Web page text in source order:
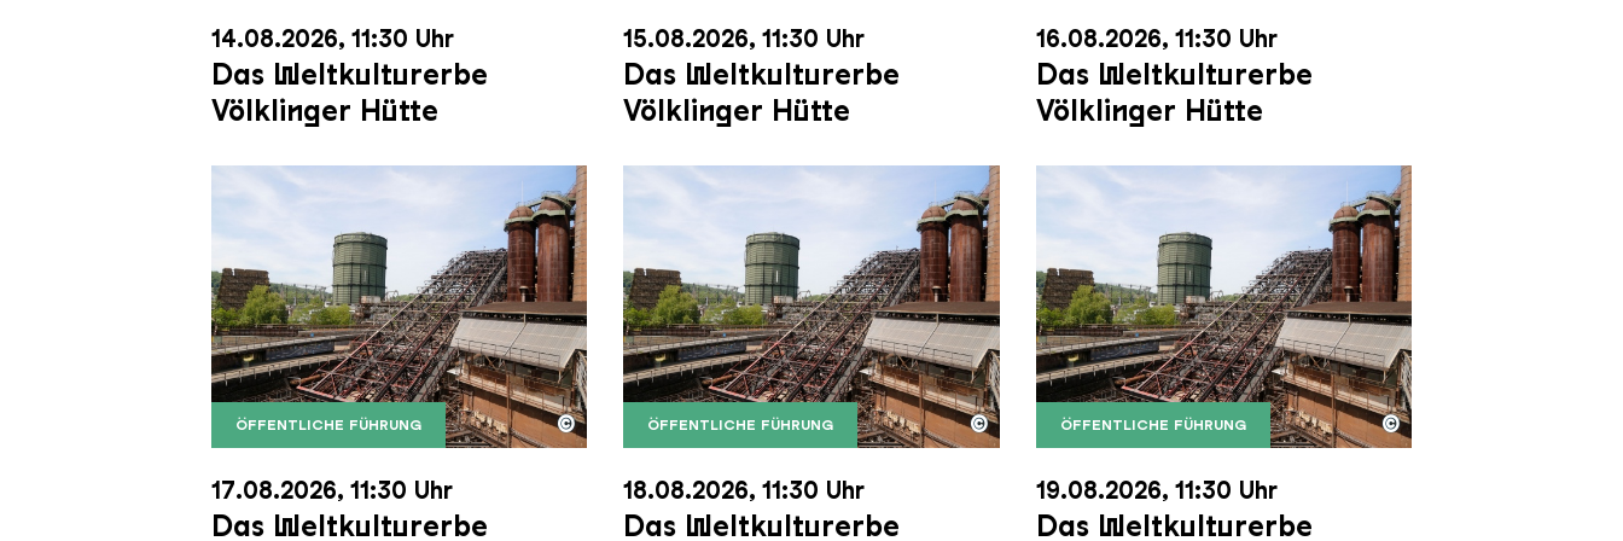
14.08.2026, 11:30 Uhr
Das Weltkulturerbe
Völklinger Hütte
15.08.2026, 11:30 Uhr
Das Weltkulturerbe
Völklinger Hütte
16.08.2026, 11:30 Uhr
Das Weltkulturerbe
Völklinger Hütte
ÖFFENTLICHE FÜHRUNG
Der Erzschrägaufzug der Völklinger Hütte mit dem Gasometer im Hintergrund
Copyright: Weltkulturerbe Völklinger Hütte | Karl Heinrich Veith
©
17.08.2026, 11:30 Uhr
Das Weltkulturerbe
ÖFFENTLICHE FÜHRUNG
Der Erzschrägaufzug der Völklinger Hütte mit dem Gasometer im Hintergrund
Copyright: Weltkulturerbe Völklinger Hütte | Karl Heinrich Veith
©
18.08.2026, 11:30 Uhr
Das Weltkulturerbe
ÖFFENTLICHE FÜHRUNG
Der Erzschrägaufzug der Völklinger Hütte mit dem
Copyright: Weltkulturerbe Völklinger Hütte | Karl
©
19.08.2026, 11:30 Uhr
Das Weltkulturerbe